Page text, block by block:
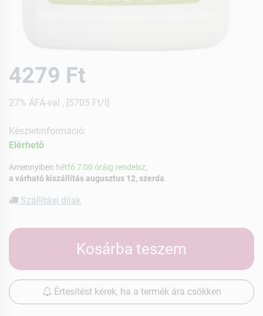
4279 Ft
27% ÁFÁ-val , [5705 Ft/l]
Készletinformáció:
Elérhetõ
Amennyiben hétfő 7:00 óráig rendelsz,
a várható kiszállítás augusztus 12, szerda
Szállítási díjak
Kosárba teszem
Értesítést kérek, ha a termék ára csökken